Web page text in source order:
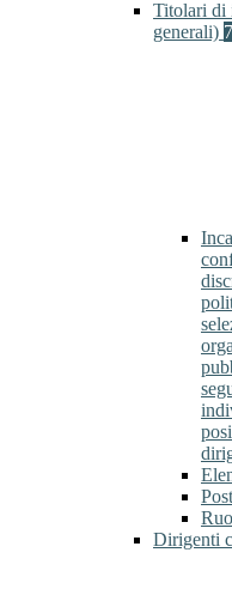
Titolari di
generali) 7
Dirigenti